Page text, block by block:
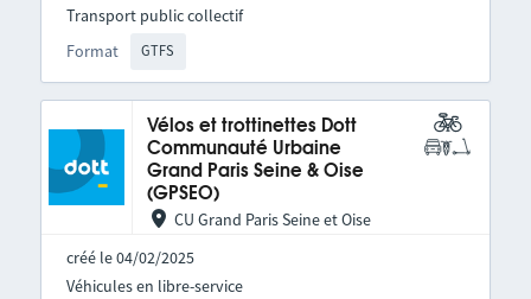
Format GTFS
Transport public collectif
Vélos et trottinettes Dott
Communauté Urbaine
Grand Paris Seine & Oise
(GPSEO)
CU Grand Paris Seine et Oise
créé le 04/02/2025
Véhicules en libre-service